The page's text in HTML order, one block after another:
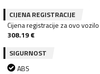
CIJENA REGISTRACIJE
Cijena registracije za ovo
308.19€
SIGURNOST
ABS